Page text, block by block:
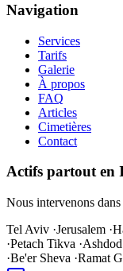
Navigation
Services
Tarifs
Galerie
À propos
FAQ
Articles
Cimetières
Contact
Actifs partout en
Nous intervenons
Tel Aviv ·Jerusalem ·
·Petach Tikva ·Ashdod
·Be'er Sheva ·Ramat